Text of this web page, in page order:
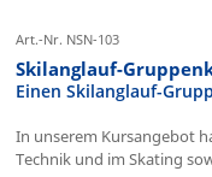
Art.-Nr. NSN-103
Skilanglauf-
Einen Skilanglauf-
In unserem Kursangebot
Technik und im Skating